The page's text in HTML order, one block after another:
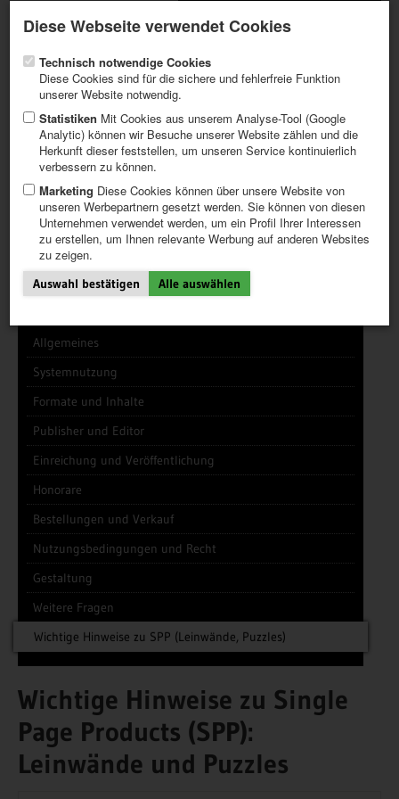
Diese Webseite verwendet Cookies
Technisch notwendige Cookies
Diese Cookies sind für die sichere und fehlerfreie Funktion
unserer Website notwendig.
Statistiken Mit Cookies aus unserem Analyse-Tool (Google
Analytic) können wir Besuche unserer Website zählen und die
Herkunft dieser feststellen, um unseren Service kontinuierlich
verbessern zu können.
Marketing Diese Cookies können über unsere Website von
unseren Werbepartnern gesetzt werden. Sie können von diesen
Unternehmen verwendet werden, um ein Profil Ihrer Interessen
zu erstellen, um Ihnen relevante Werbung auf anderen Websites
zu zeigen.
Auswahl bestätigen Alle auswählen
Registrieren / Mein CALVENDO
ERSTE SCHRITTE
PROJEKT ERSTELLEN
TIPPS
NEWS
KATALOG
SHOP
INFOTHEK (TIPPS)
FRAGEN UND ANTWORTEN (FAQ)
HONORARE UND HONORARTABELLEN
ÜBER CALVENDO
Suche Suchen
Zurücksetzen
Allgemeines
Systemnutzung
Formate und Inhalte
Publisher und Editor
Einreichung und Veröffentlichung
Honorare
Bestellungen und Verkauf
Nutzungsbedingungen und Recht
Gestaltung
Weitere Fragen
Wichtige Hinweise zu SPP (Leinwände, Puzzles)
Wichtige Hinweise zu Single
Page Products (SPP):
Leinwände und Puzzles